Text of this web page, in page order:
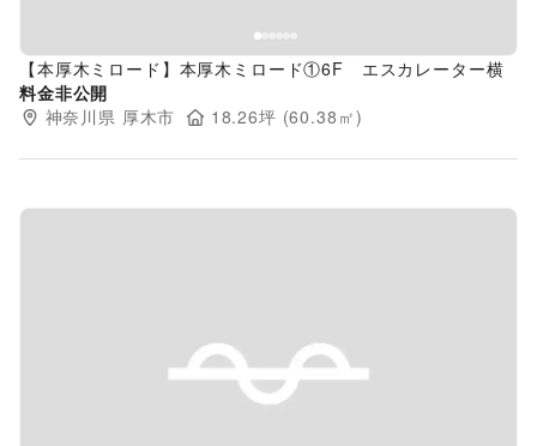
【本厚木ミロード】本厚木ミロード①6F エスカレーター横
料金非公開
神奈川県 厚木市 18.26坪 (60.38 ㎡)
Previous slide